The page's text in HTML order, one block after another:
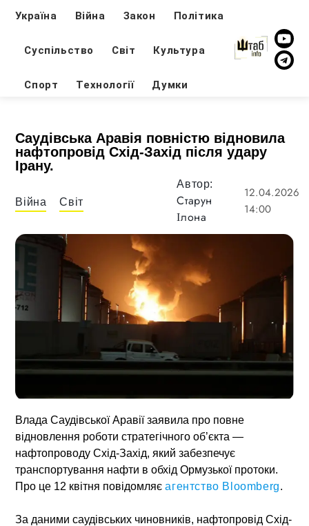
Україна Війна Закон Політика
Суспільство Світ Культура
Спорт Технології Думки
Саудівська Аравія повністю відновила
нафтопровід Схід-Захід після удару
Ірану.
Війна Світ
Автор:
Старун
Ілона
12.04.2026
14:00
Влада Саудівської Аравії заявила про повне
відновлення роботи стратегічного об’єкта —
нафтопроводу Схід-Захід, який забезпечує
транспортування нафти в обхід Ормузької протоки.
Про це 12 квітня повідомляєагентство Bloomberg.
За даними саудівських чиновників, нафтопровід Схід-